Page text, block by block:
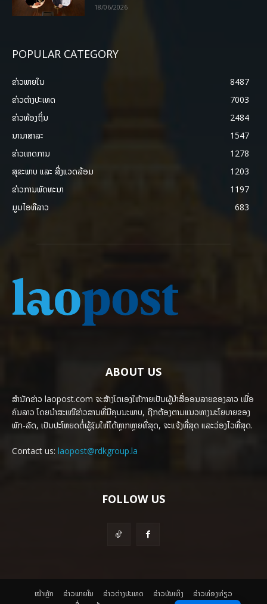
18/06/2026
POPULAR CATEGORY
ຂ່າວພາຍ​ໃນ
8487
ຂ່າວຕ່າງປະເທດ
7003
ຂ່າວທ້ອງຖິ່ນ
2484
ນານາສາລະ
1547
ຂ່າວເຫດການ
1278
ສຸຂະພາບ ແລະ ສີ່ງແວດລ້ອມ
1203
ຂ່າວການພັດທະນາ
1197
ມູມໄອທີລາວ
683
ABOUT US
ສຳນັກຂ່າວ laopost.com ຈະສ້າງໂຕເອງໃຫ້ກາຍເປັນຜູ້ນຳສື່ອອນລາຍຂອງລາວ ເພື່ອ
ຄົນລາວ ໂດຍນຳສະເໜີຂ່າວສານທີ່ມີຄຸນນະພາບ, ຖືກຕ້ອງຕາມແນວທາງນະໂຍບາຍຂອງ
ພັກ-ລັດ, ເປັນປະໂຫຍດຕໍ່ຜູ້ຊົມໃຫ້ໄດ້ຫຼາກຫຼາຍທີ່ສຸດ, ຈະແຈ້ງທີ່ສຸດ ແລະວ່ອງໄວທີ່ສຸດ.
Contact us: laopost@rdkgroup.la
FOLLOW US
ໜ້າຫຼັກ ຂ່າວພາຍ​ໃນ ຂ່າວຕ່າງປະເທດ ​ຂ່າວບັນເທິງ
​ຂ່າວທ່ອງທ່ຽວ